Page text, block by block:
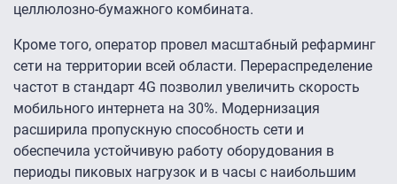
целлюлозно-бумажного комбината.
Кроме того, оператор провел масштабный рефарминг
сети на территории всей области. Перераспределение
частот в стандарт 4G позволил увеличить скорость
мобильного интернета на 30%. Модернизация
расширила пропускную способность сети и
обеспечила устойчивую работу оборудования в
периоды пиковых нагрузок и в часы с наибольшим